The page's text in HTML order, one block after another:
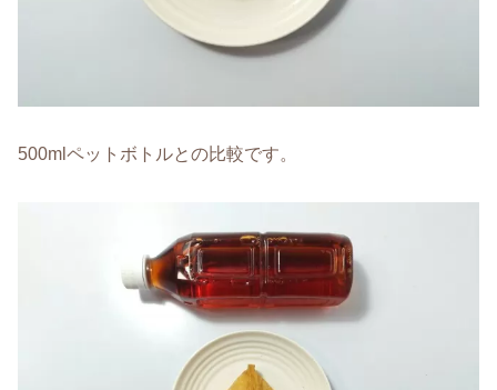
500mlペットボトルとの比較です。